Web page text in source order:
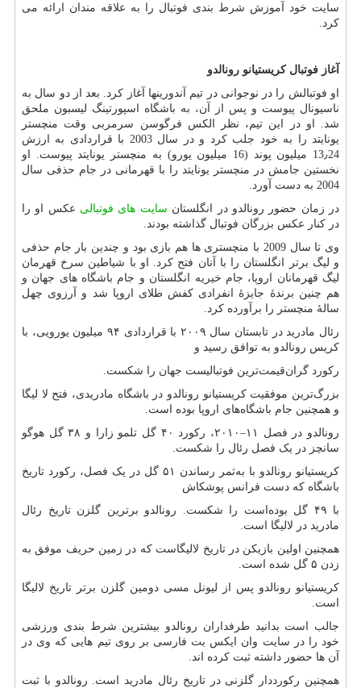
سایت خود آموزش شرط بندی فوتبال را به علاقه مندان ارائه می
کرد.
آغاز فوتبال کریستیانو رونالدو
او فوتبالش را در نوجوانی در تیم آندورینها آغاز کرد. بعد از دو سال به
ناسیونال پیوست و پس از آن، به باشگاه اسپورتینگ لیسبون ملحق
شد. او در این تیم، نظر الکس فرگوسن سرمربی وقت منچستر
یونایتد را به خود جلب کرد و در سال 2003 با قراردادی به ارزش
13٫24 میلیون پوند (16 میلیون یورو) به منچستر یونایتد پیوست. او
نخستین جامش در منچستر یونایتد را با قهرمانی در جام حذفی سال
2004 به دست آورد.
در زمان حضور رونالدو در انگلستان سایت های فوتبالی عکس او را
در کنار عکس بزرگان فوتبال گذاشته بودند.
وی تا سال 2009 با منچستری ها هم بازی بود و چندین بار جام حذفی
و لیگ برتر انگلستان را با آنان فتح کرد. او با شیاطین سرخ قهرمان
لیگ قهرمانان اروپا، جام خیریه انگلستان و جام باشگاه های جهان و
هم چنین برندهٔ جایزهٔ انفرادی کفش طلای اروپا شد و آرزوی چهل
سالهٔ منچستر را برآورده کرد.
رئال مادرید در تابستان سال ۲۰۰۹ با قراردادی ۹۴ میلیون یورویی، با
کریس رونالدو به توافق رسید و
رکورد گران‌قیمت‌ترین فوتبالیست جهان را شکست.
بزرگ‌ترین موفقیت کریستیانو رونالدو در باشگاه مادریدی، فتح لا لیگا
و همچنین جام باشگاه‌های اروپا بوده است.
رونالدو در فصل ۱۱–۲۰۱۰، رکورد ۴۰ گل تلمو زارا و ۳۸ گل هوگو
سانچز در یک فصل رئال را شکست.
کریستیانو رونالدو با به‌ثمر رساندن ۵۱ گل در یک فصل، رکورد تاریخ
باشگاه که دست فرانس پوشکاش
با ۴۹ گل بوده‌است را شکست. رونالدو برترین گلزن تاریخ رئال
مادرید در لالیگا است.
همچنین اولین بازیکن در تاریخ لالیگاست که در زمین حریف موفق به
زدن ۵ گل شده است.
کریستیانو رونالدو پس از لیونل مسی دومین گلزن برتر تاریخ لالیگا
است.
جالب است بدانید طرفداران رونالدو بیشترین شرط بندی ورزشی
خود را در سایت وان ایکس بت فارسی بر روی تیم هایی که وی در
آن ها حضور داشته ثبت کرده اند.
همچنین رکورددار گلزنی در تاریخ رئال مادرید است. رونالدو با ثبت